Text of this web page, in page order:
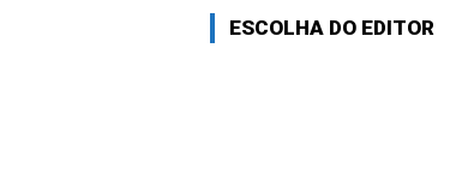
ESCOLHA DO EDITOR